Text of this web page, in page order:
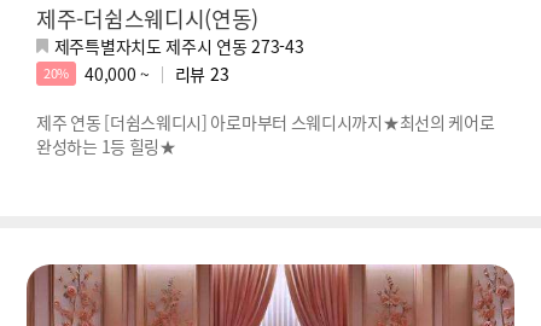
제주-더쉼스웨디시(연동)
제주특별자치도 제주시 연동 273-43
20% 40,000 ~ 리뷰 23
제주 연동 [더쉼스웨디시] 아로마부터 스웨디시까지★최선의 케어로
완성하는 1등 힐링★